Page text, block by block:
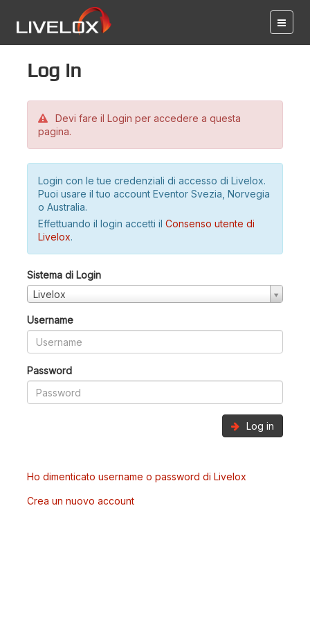
Log in
Devi fare il Login per accedere a questa
pagina.
Login con le tue credenziali di accesso di Livelox.
Puoi usare il tuo account Eventor Svezia, Norvegia
o Australia.
Effettuando il login accetti il Consenso utente di
Livelox.
Sistema di Login
Livelox
Username
Password
Log in
Ho dimenticato username o password di Livelox
Crea un nuovo account